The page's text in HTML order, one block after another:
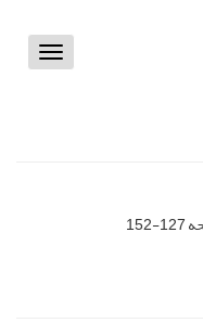
Toggle
127-152